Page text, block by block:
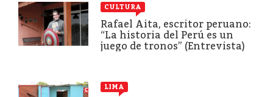
CULTURA
Rafael Aita, escritor peruano:
“La historia del Perú es un
juego de tronos” (Entrevista)
LIMA